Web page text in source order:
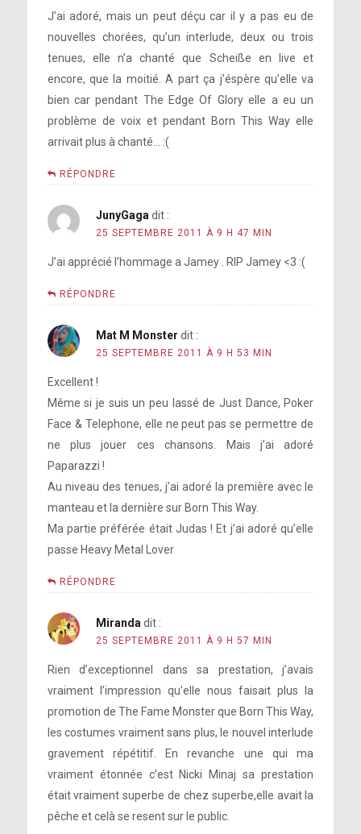
J’ai adoré, mais un peut déçu car il y a pas eu de
nouvelles chorées, qu’un interlude, deux ou trois
tenues, elle n’a chanté que Scheiße en live et
encore, que la moitié. A part ça j’éspère qu’elle va
bien car pendant The Edge Of Glory elle a eu un
problème de voix et pendant Born This Way elle
arrivait plus à chanté… :(
RÉPONDRE
JunyGaga dit :
25 SEPTEMBRE 2011 À 9 H 47 MIN
J’ai apprécié l’hommage a Jamey . RIP Jamey <3 :(
RÉPONDRE
Mat M Monster dit :
25 SEPTEMBRE 2011 À 9 H 53 MIN
Excellent !
Même si je suis un peu lassé de Just Dance, Poker
Face & Telephone, elle ne peut pas se permettre de
ne plus jouer ces chansons. Mais j’ai adoré
Paparazzi !
Au niveau des tenues, j’ai adoré la première avec le
manteau et la dernière sur Born This Way.
Ma partie préférée était Judas ! Et j’ai adoré qu’elle
passe Heavy Metal Lover
RÉPONDRE
Miranda dit :
25 SEPTEMBRE 2011 À 9 H 57 MIN
Rien d’exceptionnel dans sa prestation, j’avais
vraiment l’impression qu’elle nous faisait plus la
promotion de The Fame Monster que Born This Way,
les costumes vraiment sans plus, le nouvel interlude
gravement répétitif. En revanche une qui ma
vraiment étonnée c’est Nicki Minaj sa prestation
était vraiment superbe de chez superbe,elle avait la
pêche et celà se resent sur le public.